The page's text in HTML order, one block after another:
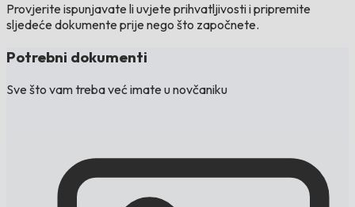
Provjerite ispunjavate li uvjete prihvatljivosti i pripremite
sljedeće dokumente prije nego što započnete.
Potrebni dokumenti
Sve što vam treba već imate u novčaniku